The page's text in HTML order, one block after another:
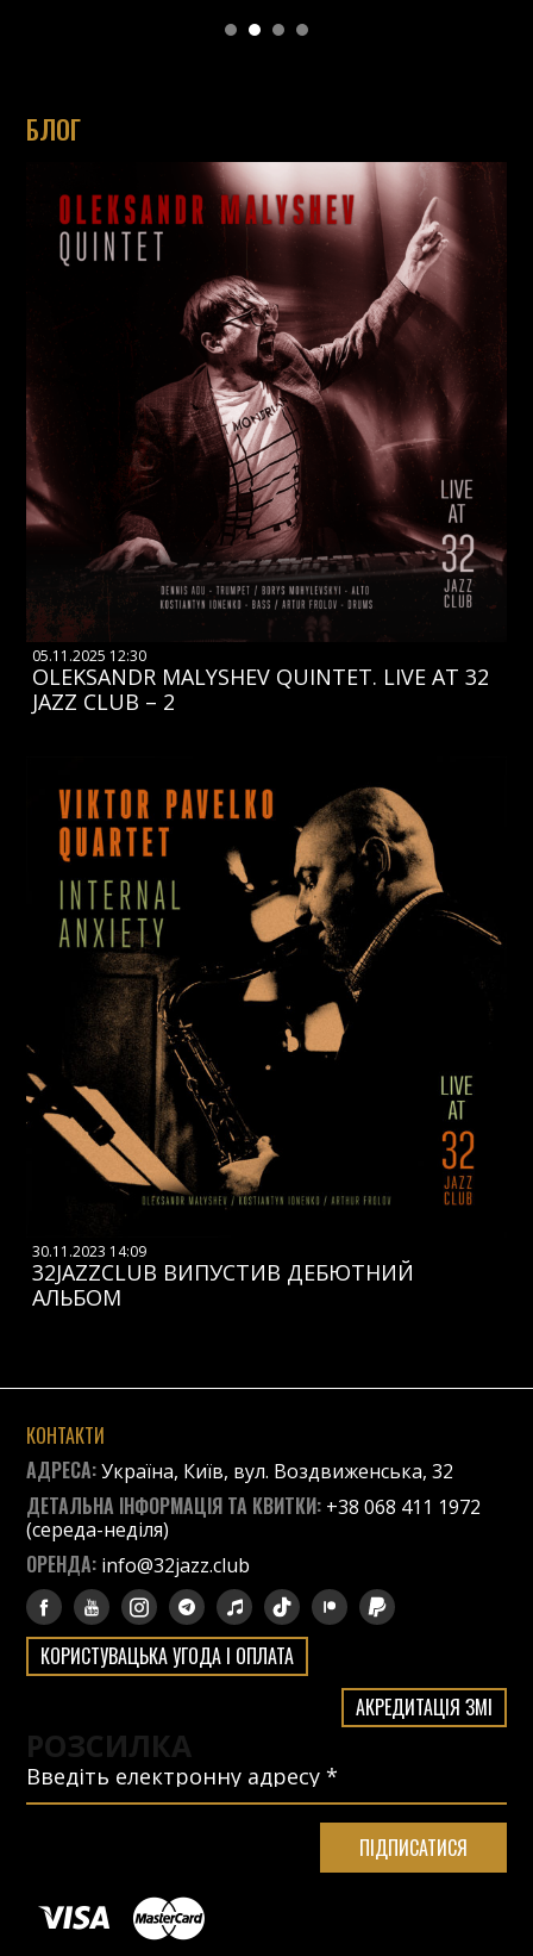
БЛОГ
05.11.2025 12:30
OLEKSANDR MALYSHEV QUINTET. LIVE AT 32
JAZZ CLUB – 2
30.11.2023 14:09
32JAZZCLUB ВИПУСТИВ ДЕБЮТНИЙ
АЛЬБОМ
КОНТАКТИ
АДРЕСА:Україна, Київ, вул. Воздвиженська, 32
ДЕТАЛЬНА ІНФОРМАЦІЯ ТА КВИТКИ: +38 068 411 1972
(середа-неділя)
ОРЕНДА: info@32jazz.club
КОРИСТУВАЦЬКА УГОДА І ОПЛАТА
АКРЕДИТАЦІЯ ЗМІ
РОЗСИЛКА